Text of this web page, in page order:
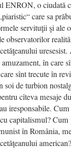
o ciudată
care s­a
servituţii şi ale
observatorilor
în care
sînt trecute în
soi de turbion
cîteva mesaje
iresponsabile.
capitalismul? Cum
în România,
american?